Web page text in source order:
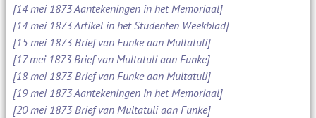
[14 mei 1873 Aantekeningen in het Memoriaal]
[14 mei 1873 Artikel in het Studenten Weekblad]
[15 mei 1873 Brief van Funke aan Multatuli]
[17 mei 1873 Brief van Multatuli aan Funke]
[18 mei 1873 Brief van Funke aan Multatuli]
[19 mei 1873 Aantekeningen in het Memoriaal]
[20 mei 1873 Brief van Multatuli aan Funke]